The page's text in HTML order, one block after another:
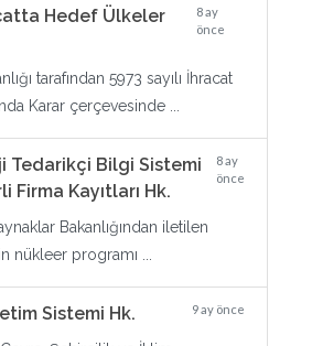
Hedef Ülkeler
8 ay
önce
tarafından 5973 sayılı İhracat
Karar çerçevesinde ...
Tedarikçi Bilgi Sistemi
Firma Kayıtları Hk.
8 ay
önce
Bakanlığından iletilen
nükleer programı ...
Sistemi Hk. 9 ay önce